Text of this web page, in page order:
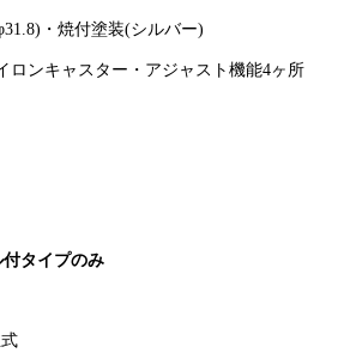
・焼付塗装(シルバー)
ロンキャスター・アジャスト機能4ヶ所
タイプのみ